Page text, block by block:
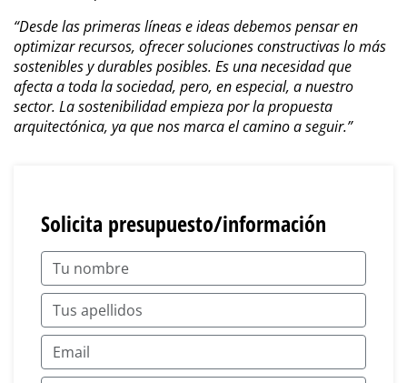
“Desde las primeras líneas e ideas debemos pensar en
optimizar recursos, ofrecer soluciones constructivas lo más
sostenibles y durables posibles. Es una necesidad que
afecta a toda la sociedad, pero, en especial, a nuestro
sector. La sostenibilidad empieza por la propuesta
arquitectónica, ya que nos marca el camino a seguir.”
Solicita presupuesto/información